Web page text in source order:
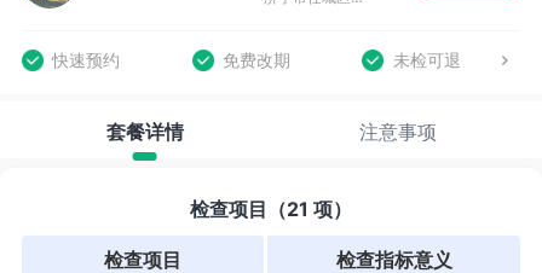
快速预约 免费改期 未检可退
套餐详情 注意事项
检查项目（21 项）
检查项目 检查指标意义